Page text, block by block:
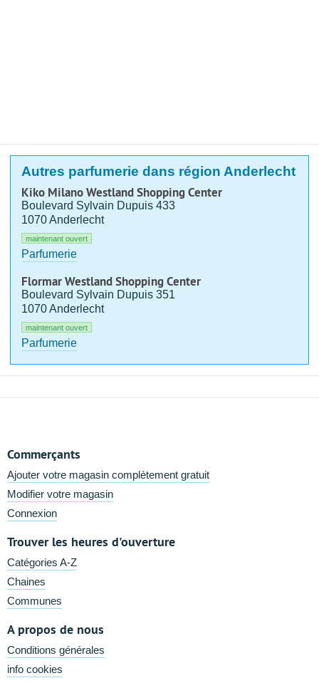
Autres parfumerie dans région Anderlecht
Kiko Milano Westland Shopping Center
Boulevard Sylvain Dupuis 433
1070 Anderlecht
maintenant ouvert
Parfumerie
Flormar Westland Shopping Center
Boulevard Sylvain Dupuis 351
1070 Anderlecht
maintenant ouvert
Parfumerie
Commerçants
Ajouter votre magasin complètement gratuit
Modifier votre magasin
Connexion
Trouver les heures d'ouverture
Catégories A-Z
Chaines
Communes
A propos de nous
Conditions générales
info cookies